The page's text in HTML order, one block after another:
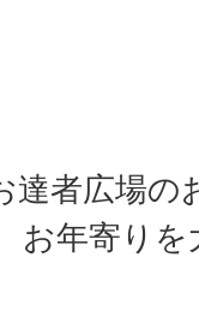
達者広場
お年寄り